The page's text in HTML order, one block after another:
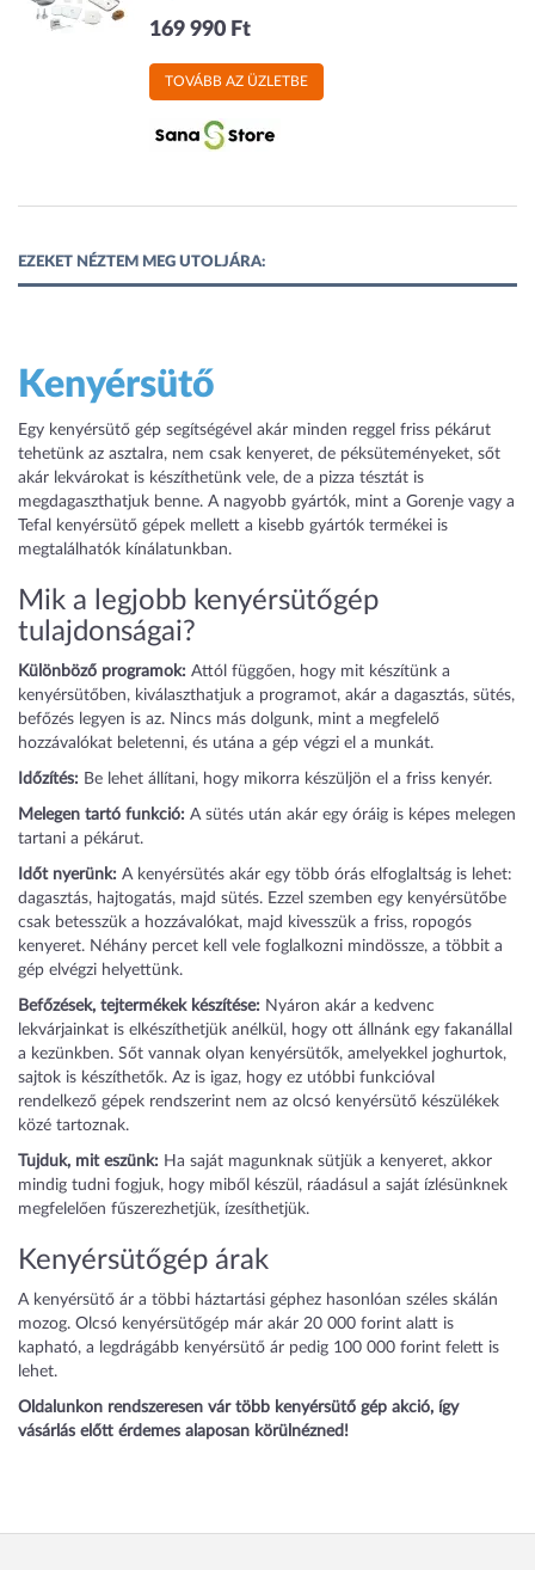
169 990 Ft
TOVÁBB AZ ÜZLETBE
EZEKET NÉZTEM MEG UTOLJÁRA:
Kenyérsütő
Egy kenyérsütő gép segítségével akár minden reggel friss pékárut
tehetünk az asztalra, nem csak kenyeret, de péksüteményeket, sőt
akár lekvárokat is készíthetünk vele, de a pizza tésztát is
megdagaszthatjuk benne. A nagyobb gyártók, mint a Gorenje vagy a
Tefal kenyérsütő gépek mellett a kisebb gyártók termékei is
megtalálhatók kínálatunkban.
Mik a legjobb kenyérsütőgép
tulajdonságai?
Különböző programok: Attól függően, hogy mit készítünk a
kenyérsütőben, kiválaszthatjuk a programot, akár a dagasztás, sütés,
befőzés legyen is az. Nincs más dolgunk, mint a megfelelő
hozzávalókat beletenni, és utána a gép végzi el a munkát.
Időzítés: Be lehet állítani, hogy mikorra készüljön el a friss kenyér.
Melegen tartó funkció: A sütés után akár egy óráig is képes melegen
tartani a pékárut.
Időt nyerünk: A kenyérsütés akár egy több órás elfoglaltság is lehet:
dagasztás, hajtogatás, majd sütés. Ezzel szemben egy kenyérsütőbe
csak betesszük a hozzávalókat, majd kivesszük a friss, ropogós
kenyeret. Néhány percet kell vele foglalkozni mindössze, a többit a
gép elvégzi helyettünk.
Befőzések, tejtermékek készítése: Nyáron akár a kedvenc
lekvárjainkat is elkészíthetjük anélkül, hogy ott állnánk egy fakanállal
a kezünkben. Sőt vannak olyan kenyérsütők, amelyekkel joghurtok,
sajtok is készíthetők. Az is igaz, hogy ez utóbbi funkcióval
rendelkező gépek rendszerint nem az olcsó kenyérsütő készülékek
közé tartoznak.
Tujduk, mit eszünk: Ha saját magunknak sütjük a kenyeret, akkor
mindig tudni fogjuk, hogy miből készül, ráadásul a saját ízlésünknek
megfelelően fűszerezhetjük, ízesíthetjük.
Kenyérsütőgép árak
A kenyérsütő ár a többi háztartási géphez hasonlóan széles skálán
mozog. Olcsó kenyérsütőgép már akár 20 000 forint alatt is
kapható, a legdrágább kenyérsütő ár pedig 100 000 forint felett is
lehet.
Oldalunkon rendszeresen vár több kenyérsütő gép akció, így
vásárlás előtt érdemes alaposan körülnézned!